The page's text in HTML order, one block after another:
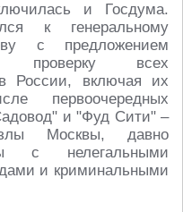
и Госдума.
к генеральному
с предложением
проверку всех
России, включая их
первоочередных
и "Фуд Сити" –
Москвы, давно
с нелегальными
и криминальными